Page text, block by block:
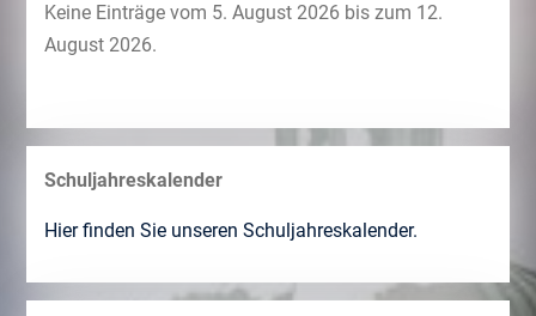
Keine Einträge vom 5. August 2026 bis zum 12.
August 2026.
Schuljahreskalender
Hier finden Sie unseren Schuljahreskalender.